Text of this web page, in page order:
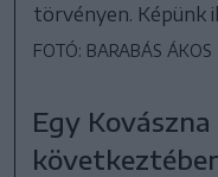
törvényen. Képünk
FOTÓ: BARABÁS ÁKOS
Egy